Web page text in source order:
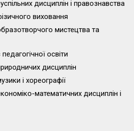
дисциплін і правознавства
виховання
мистецтва та
освіти
дисциплін
і хореографії
математичних дисциплін і